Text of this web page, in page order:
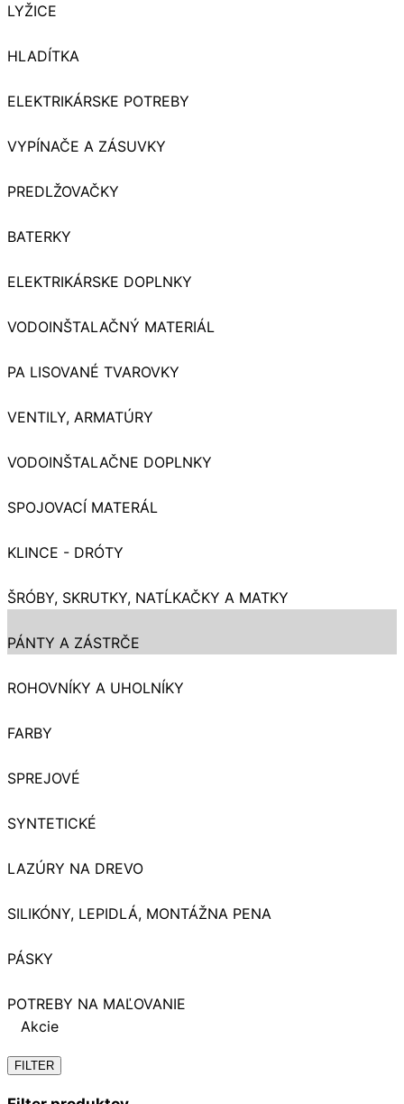
LYŽICE
HLADÍTKA
ELEKTRIKÁRSKE POTREBY
VYPÍNAČE A ZÁSUVKY
PREDLŽOVAČKY
BATERKY
ELEKTRIKÁRSKE DOPLNKY
VODOINŠTALAČNÝ MATERIÁL
PA LISOVANÉ TVAROVKY
VENTILY, ARMATÚRY
VODOINŠTALAČNE DOPLNKY
SPOJOVACÍ MATERÁL
KLINCE - DRÓTY
ŠRÓBY, SKRUTKY, NATĹKAČKY A MATKY
PÁNTY A ZÁSTRČE
ROHOVNÍKY A UHOLNÍKY
FARBY
SPREJOVÉ
SYNTETICKÉ
LAZÚRY NA DREVO
SILIKÓNY, LEPIDLÁ, MONTÁŽNA PENA
PÁSKY
POTREBY NA MAĽOVANIE
Akcie
FILTER